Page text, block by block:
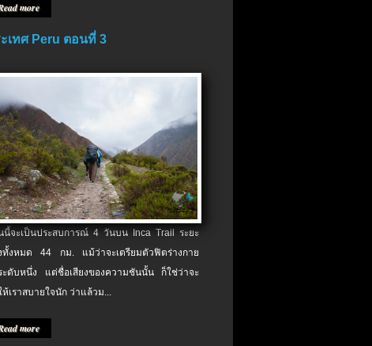
more
เทศ Peru ตอนที่ 3
นี้จะเป็นประสบการณ์ 4 วันบน Inca Trail ระยะ
ทั้งหมด 44 กม. แม้ว่าจะเตรียมตัวฟิตร่างกาย
ะดับหนึ่ง แต่ชื่อเสียงของความชันนั้น ก็ใช่ว่าจะ
ห้เราสบายใจนัก ว่าแล้วม...
more